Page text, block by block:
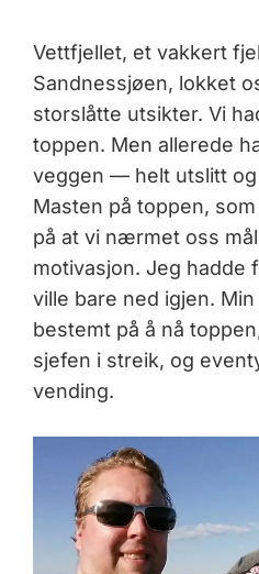
Vettfjellet, et vakkert
Sandnessjøen, lokket
storslåtte utsikter. Vi
toppen. Men allerede
veggen — helt utslitt
Masten på toppen,
på at vi nærmet oss
motivasjon. Jeg hadde
ville bare ned igjen.
bestemt på å nå
sjefen i streik, og
vending.